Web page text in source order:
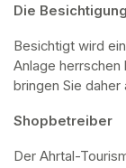
Die
Besichtigt wird
Anlage herrschen
bringen Sie daher
Shopbetreiber
Der Ahrtal-